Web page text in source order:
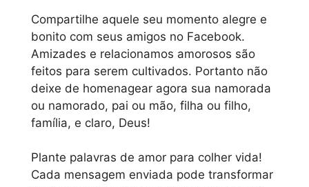
Compartilhe aquele seu momento alegre e
bonito com seus amigos no Facebook.
Amizades e relacionamos amorosos são
feitos para serem cultivados. Portanto não
deixe de homenagear agora sua namorada
ou namorado, pai ou mão, filha ou filho,
família, e claro, Deus!
Plante palavras de amor para colher vida!
Cada mensagem enviada pode transformar